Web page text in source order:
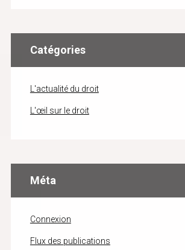
Catégories
L'actualité du droit
L'œil sur le droit
Méta
Connexion
Flux des publications